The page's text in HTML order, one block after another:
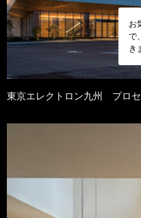
お
で
き
東京エレクトロン九州 プロ